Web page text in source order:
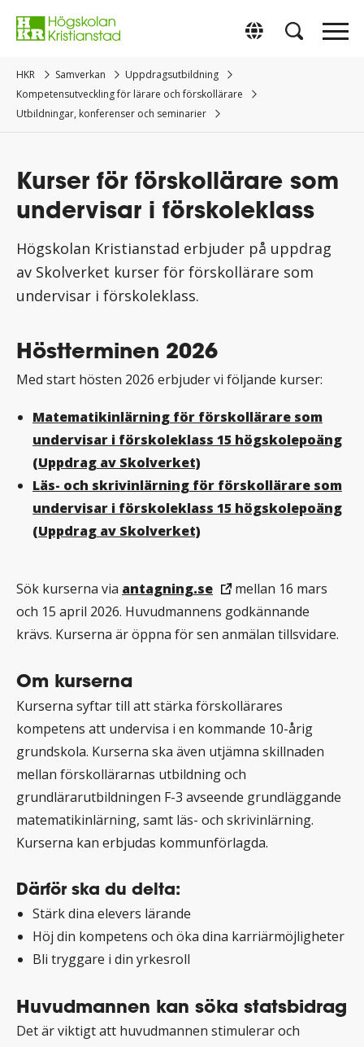
direkt
Switch to
HKR Samverkan
Uppdragsutbildning
Kompetensutveckling för lärare och förskollärare
Utbildningar, konferenser och seminarier
Kurser för förskollärare som
undervisar i förskoleklass
Högskolan Kristianstad erbjuder på uppdrag
av Skolverket kurser för förskollärare som
undervisar i förskoleklass.
Höstterminen 2026
Med start hösten 2026 erbjuder vi följande kurser:
Matematikinlärning för förskollärare som
undervisar i förskoleklass 15 högskolepoäng
(Uppdrag av Skolverket)
Läs- och skrivinlärning för förskollärare som
undervisar i förskoleklass 15 högskolepoäng
(Uppdrag av Skolverket)
Sök kurserna via antagning.se
mellan 16 mars
och 15 april 2026. Huvudmannens godkännande
krävs. Kurserna är öppna för sen anmälan tillsvidare.
Om kurserna
Kurserna syftar till att stärka förskollärares
kompetens att undervisa i en kommande 10-årig
grundskola. Kurserna ska även utjämna skillnaden
mellan förskollärarnas utbildning och
grundlärarutbildningen F-3 avseende grundläggande
matematikinlärning, samt läs- och skrivinlärning.
Kurserna kan erbjudas kommunförlagda.
Därför ska du delta:
Stärk dina elevers lärande
Höj din kompetens och öka dina karriärmöjligheter
Bli tryggare i din yrkesroll
Huvudmannen kan söka statsbidrag
Det är viktigt att huvudmannen stimulerar och